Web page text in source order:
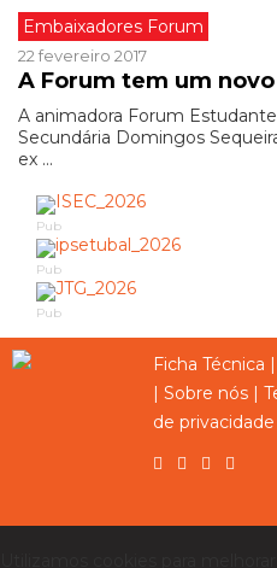
Embaixadores Forum
22 fevereiro 2017
A Forum tem um
A animadora Forum
Secundária Domingos
ex ...
Pub
Pub
Pub
Ficha Técnica |
| Sobre nós |
de privacidade